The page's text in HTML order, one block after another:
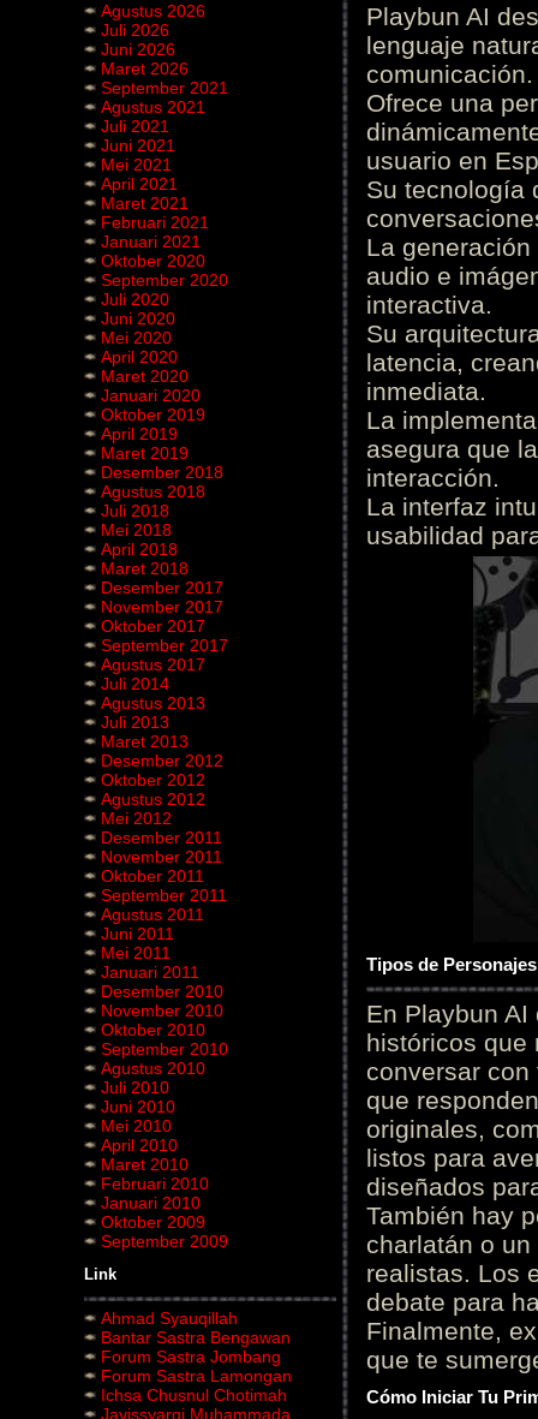
Agustus 2026
Juli 2026
Juni 2026
Maret 2026
September 2021
Agustus 2021
Juli 2021
Juni 2021
Mei 2021
April 2021
Maret 2021
Februari 2021
Januari 2021
Oktober 2020
September 2020
Juli 2020
Juni 2020
Mei 2020
April 2020
Maret 2020
Januari 2020
Oktober 2019
April 2019
Maret 2019
Desember 2018
Agustus 2018
Juli 2018
Mei 2018
April 2018
Maret 2018
Desember 2017
November 2017
Oktober 2017
September 2017
Agustus 2017
Juli 2014
Agustus 2013
Juli 2013
Maret 2013
Desember 2012
Oktober 2012
Agustus 2012
Mei 2012
Desember 2011
November 2011
Oktober 2011
September 2011
Agustus 2011
Juni 2011
Mei 2011
Januari 2011
Desember 2010
November 2010
Oktober 2010
September 2010
Agustus 2010
Juli 2010
Juni 2010
Mei 2010
April 2010
Maret 2010
Februari 2010
Januari 2010
Oktober 2009
September 2009
Link
Ahmad Syauqillah
Bantar Sastra Bengawan
Forum Sastra Jombang
Forum Sastra Lamongan
Ichsa Chusnul Chotimah
Javissyarqi Muhammada
Playbun AI
lenguaje
comunicación.
Ofrece una
usuario en
Su tecnología
La
audio e
interactiva.
Su
latencia,
inmediata.
La
asegura que
interacción.
La interfaz
usabilidad
Tipos de
En Playbun
históricos que
conversar
que
originales,
listos para
diseñados
También hay
charlatán o
realistas. Los
debate para
Finalmente,
que te
Cómo Iniciar Tu